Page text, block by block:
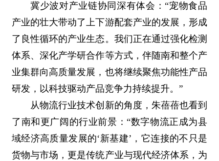
冀少波对产业链协同深有体会：“宠物食品
产业的壮大带动了上下游配套产业的发展，形成
了良性循环的产业生态。我们正在通过强化检测
体系、深化产学研合作等方式，伴随南和整个产
业集群向高质量发展，也将继续聚焦功能性产品
研发，以科技驱动产品竞争力持续提升。”
从物流行业技术创新的角度，朱蓓蓓也看到
了南和更广阔的行业前景：“数字物流正成为县
域经济高质量发展的‘新基建’，它连接的不只是
货物与市场，更是传统产业与现代经济体系，为